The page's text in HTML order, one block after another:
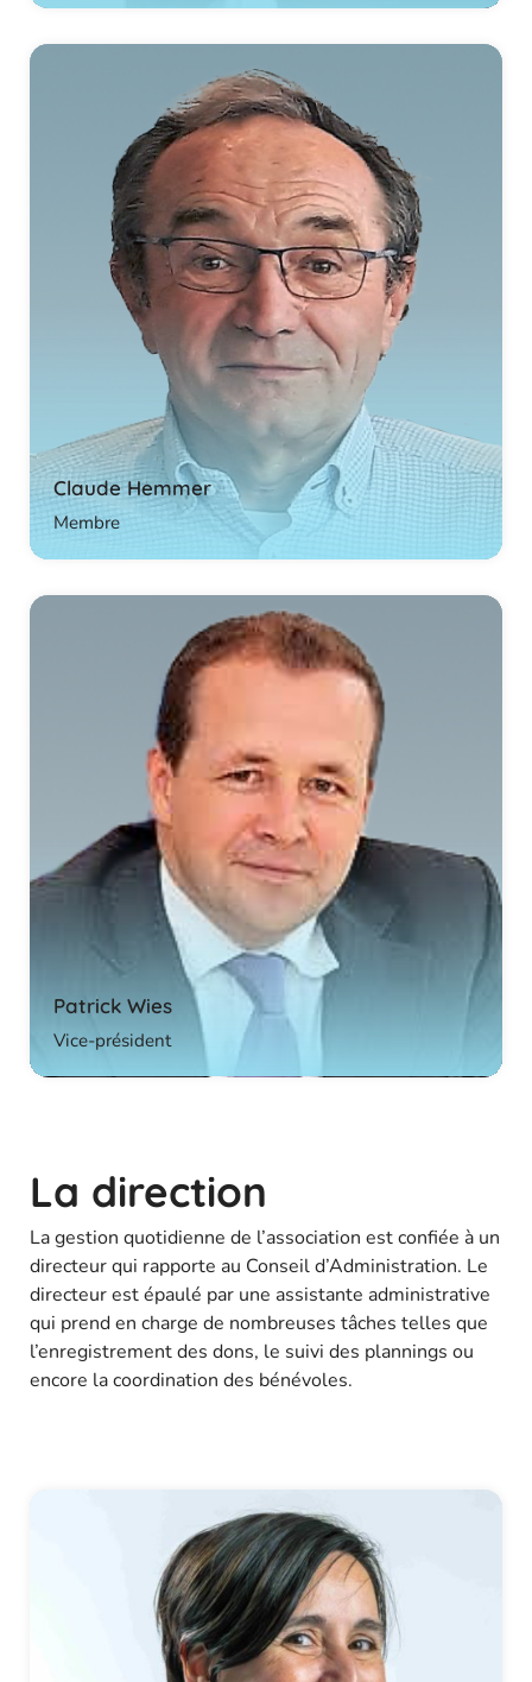
Claude Hemmer
Membre
Patrick Wies
Vice-président
La direction
La gestion quotidienne de l’association est confiée à un
directeur qui rapporte au Conseil d’Administration. Le
directeur est épaulé par une assistante administrative
qui prend en charge de nombreuses tâches telles que
l’enregistrement des dons, le suivi des plannings ou
encore la coordination des bénévoles.